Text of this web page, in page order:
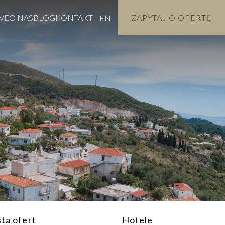
O NASBLOGKONTAKT EN ZAPYTAJ O OFERTĘ
ofert Hotele